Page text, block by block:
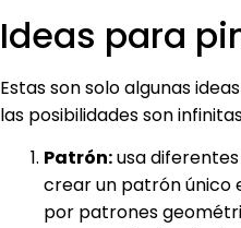
Ideas para
Estas son solo algunas
las posibilidades son
Patrón:usa
crear un patrón único
por patrones